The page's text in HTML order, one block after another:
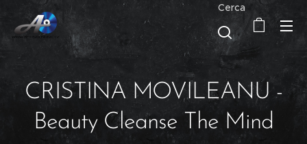
Cerca
CRISTINA MOVILEANU -
Beauty Cleanse The Mind